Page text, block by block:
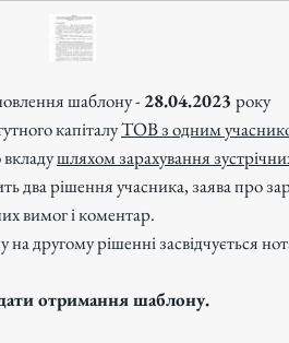
шаблону - 28.04.2023 року
капіталуТОВ з одним
вкладушляхом зарахування
два рішення учасника, заява про
вимог і коментар.
другому рішенні засвідчується
дати отримання шаблону.